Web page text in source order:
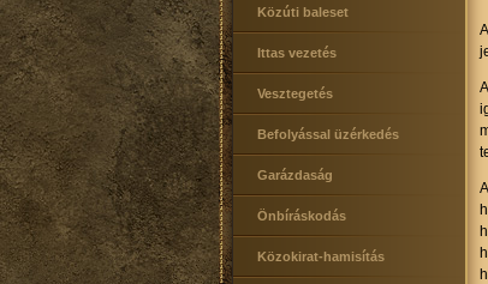
Közúti baleset
Ittas vezetés
Vesztegetés
Befolyással üzérkedés
Garázdaság
Önbíráskodás
Közokirat-hamisítás